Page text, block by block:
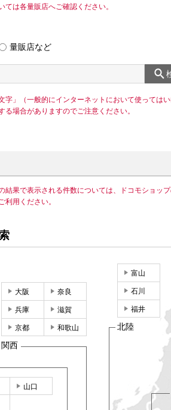
ては各量販店へご確認ください。
量販店など
字」（一般的にインターネットにおいて使っては
る場合がありますのでご注意ください。
結果で表示される件数については、ドコモショッ
利用ください。
富山
石川
福井
北陸
大阪 奈良
兵庫 滋賀
京都 和歌山
関西
山口